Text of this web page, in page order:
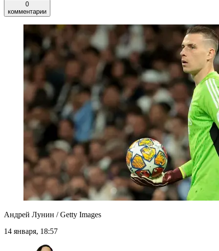
0
комментарии
Андрей Лунин / Getty Images
14 января, 18:57